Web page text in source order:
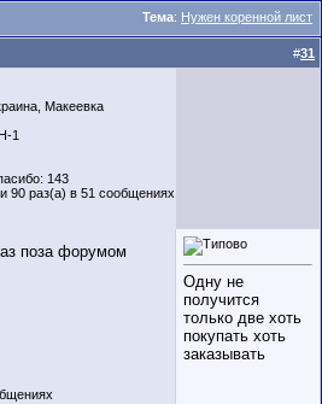
Тема: Нужен коренной лист
#31
Макеевка
1
143
90 раз(а) в 51 сообщениях
Одну не
получится
только две хоть
покупать хоть
заказывать